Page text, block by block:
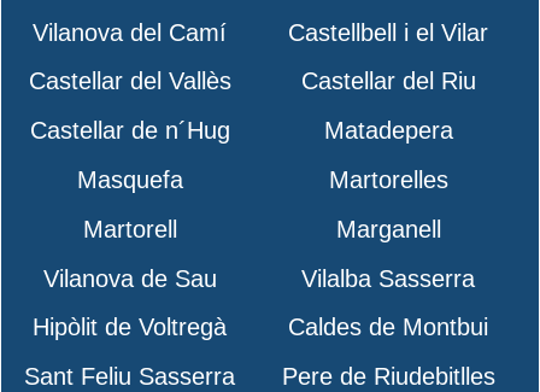
Vilanova del Camí
Castellbell i el Vilar
Castellar del Vallès
Castellar del Riu
Castellar de n´Hug
Matadepera
Masquefa
Martorelles
Martorell
Marganell
Vilanova de Sau
Vilalba Sasserra
Hipòlit de Voltregà
Caldes de Montbui
Sant Feliu Sasserra
Pere de Riudebitlles